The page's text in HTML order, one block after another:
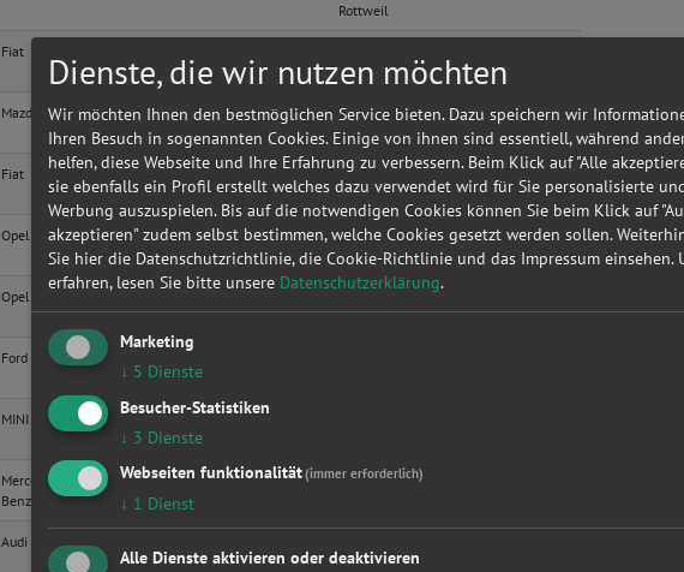
Rottweil
Fiat
Rottweil
Mazda 6 Kombi
2.2 CRDT Sports-
Line (132kW)
Zimmern Ob
Rottweil
Zahnriemen /
Steuerkette
Fiat Panda 1.2 8V Dynamic
Zimmern Ob
Rottweil
Zahnriemen /
Steuerkette
Opel
Astra G
Caravan
Basis
Zimmern Ob
Rottweil
Radlager
Opel Corsa C
Rottweil
Ford
Focus
Turnier
MINI CLUBMAN Cooper
Mercedes-
Benz
Vito Kombi
116 CDI extralang
Zimmern Ob
Audi
Rottweil
Dienste, die wir nutzen möchten
Wir möchten Ihnen den bestmöglichen Service bieten. Dazu speichern wir
Ihren Besuch in sogenannten Cookies. Einige von ihnen sind essentiell, während
helfen, diese Webseite und Ihre Erfahrung zu verbessern. Beim Klick auf "Alle
sie ebenfalls ein Profil erstellt welches dazu verwendet wird für Sie personalisierte
Werbung auszuspielen. Bis auf die notwendigen Cookies können Sie beim Klick auf
akzeptieren" zudem selbst bestimmen, welche Cookies gesetzt werden sollen.
Sie hier die Datenschutzrichtlinie, die Cookie-Richtlinie und das Impressum einsehen.
erfahren, lesen Sie bitte unsere Datenschutzerklärung.
Marketing
↓ 5 Dienste
Besucher-Statistiken
↓ 3 Dienste
Webseiten funktionalität(immer erforderlich)
↓ 1 Dienst
Alle Dienste aktivieren oder deaktivieren